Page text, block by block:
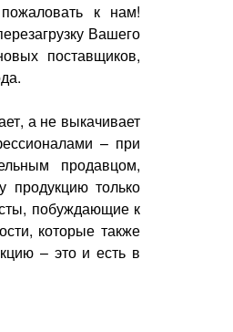
к нам!
Вашего
поставщиков,
а не выкачивает
– при
продавцом,
продукцию только
побуждающие к
которые также
– это и есть в